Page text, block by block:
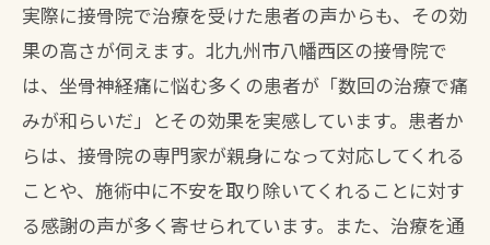
専門家が推奨するリハビリ方法
安心して通える接骨院の選び方と坐骨神経痛
治療のポイント
信頼できる接骨院の特徴
初回のカウンセリングの重要性
治療前に知っておくべきこと
実際に接骨院で治療を受けた患者の声からも、その効
果の高さが伺えます。北九州市八幡西区の接骨院で
は、坐骨神経痛に悩む多くの患者が「数回の治療で痛
みが和らいだ」とその効果を実感しています。患者か
らは、接骨院の専門家が親身になって対応してくれる
ことや、施術中に不安を取り除いてくれることに対す
る感謝の声が多く寄せられています。また、治療を通